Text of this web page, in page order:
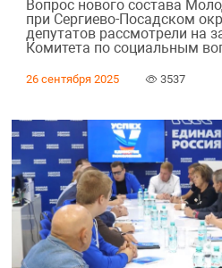
Вопрос нового состава
при Сергиево-Посадском
депутатов рассмотрели на
Комитета по социальным
26 сентября 2025 3537